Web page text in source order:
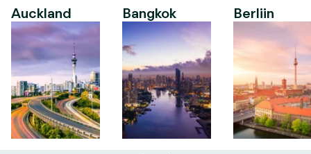
Auckland Bangkok Berliin